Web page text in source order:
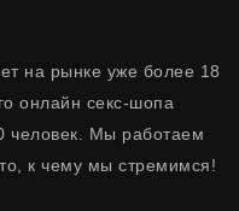
на рынке уже более 18
онлайн секс-шопа
человек. Мы работаем
к чему мы стремимся!